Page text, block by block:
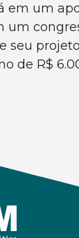
em um
um
seu
de R$